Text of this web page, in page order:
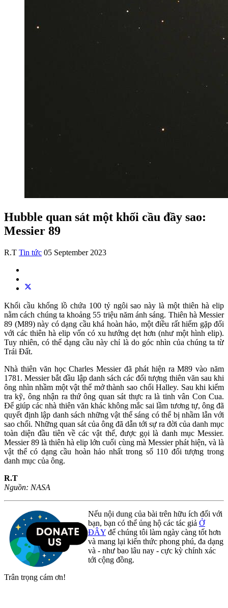
Hubble quan sát một khối cầu đầy sao:
Messier 89
R.T Tin tức 05 September 2023
Khối cầu khổng lồ chứa 100 tỷ ngôi sao này là một thiên hà elip
nằm cách chúng ta khoảng 55 triệu năm ánh sáng. Thiên hà Messier
89 (M89) này có dạng cầu khá hoàn hảo, một điều rất hiếm gặp đối
với các thiên hà elip vốn có xu hướng dẹt hơn (như một hình elip).
Tuy nhiên, có thể dạng cầu này chỉ là do góc nhìn của chúng ta từ
Trái Đất.
Nhà thiên văn học Charles Messier đã phát hiện ra M89 vào năm
1781. Messier bắt đầu lập danh sách các đối tượng thiên văn sau khi
ông nhìn nhầm một vật thể mở thành sao chổi Halley. Sau khi kiểm
tra kỹ, ông nhận ra thứ ông quan sát thực ra là tinh vân Con Cua.
Để giúp các nhà thiên văn khác không mắc sai lầm tương tự, ông đã
quyết định lập danh sách những vật thể sáng có thể bị nhầm lẫn với
sao chổi. Những quan sát của ông đã dẫn tới sự ra đời của danh mục
toàn diện đầu tiên về các vật thể, được gọi là danh mục Messier.
Messier 89 là thiên hà elip lớn cuối cùng mà Messier phát hiện, và là
vật thể có dạng cầu hoàn hảo nhất trong số 110 đối tượng trong
danh mục của ông.
R.T
Nguồn: NASA
Nếu nội dung của bài trên hữu ích đối với
bạn, bạn có thể ủng hộ các tác giả Ở
ĐÂY để chúng tôi làm ngày càng tốt hơn
và mang lại kiến thức phong phú, đa dạng
và - như bao lâu nay - cực kỳ chính xác
tới cộng đồng.
Trân trọng cám ơn!